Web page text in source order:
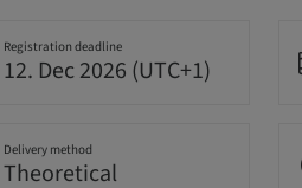
Registration deadline
12. Dec 2026 (UTC+1)
Delivery method
Theoretical